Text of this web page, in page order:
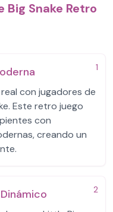
Snake Retro
1
con jugadores de
Este retro juego
con
creando un
2